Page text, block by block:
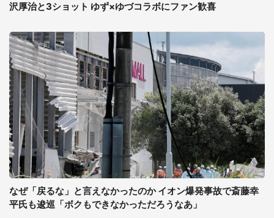
沢厚治と3ショット ゆず×ゆづコラボにファン歓喜
なぜ「戻るな」と言えなかったのか イオン爆発事故で斎藤幸
平氏も逡巡「ボクもできなかっただろうなあ」